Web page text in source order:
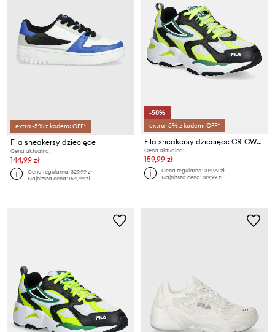
extra -5% z kodem: OFF*
Fila sneakersy dziecięce
Cena aktualna:
144,99 zł
Cena regularna:329,99 zł
Najniższa cena:154,99 zł
-50%
extra -5% z kodem: OFF*
Fila sneakersy dziecięce CR-CW02 RAY TRACER
Cena aktualna:
159,99 zł
Cena regularna:319,99 zł
Najniższa cena:319,99 zł